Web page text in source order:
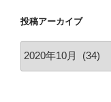
投稿アーカイブ